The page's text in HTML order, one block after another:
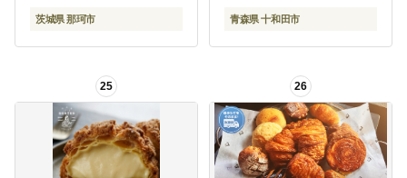
し芋 おいも いも 芋 茨城
お菓子 おやつ スイーツ
茨城県 那珂市 青森県 十和田市
25 26